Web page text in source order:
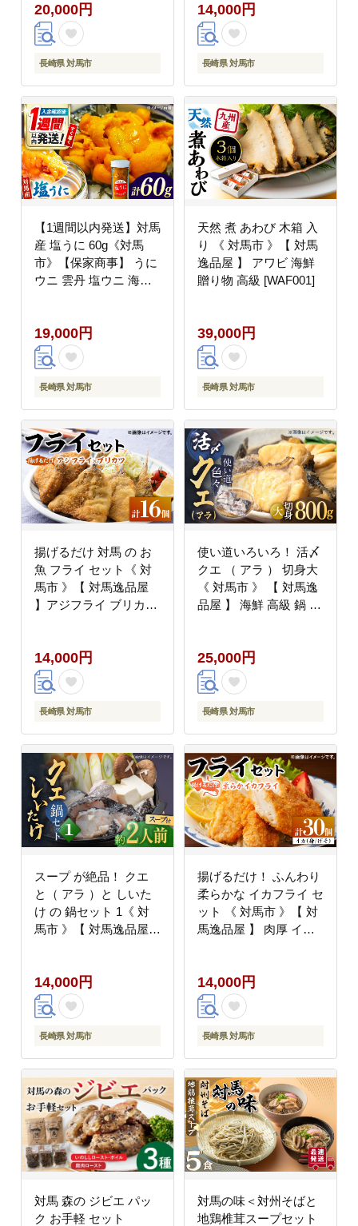
20,000円
長崎県 対馬市
14,000円
長崎県 対馬市
【1週間以内発送】対馬
産 塩うに 60g《対馬
市》【保家商事】 うに
ウニ 雲丹 塩ウニ 海鮮
発送
19,000円
長崎県 対馬市
天然 煮 あわび 木箱 入
り 《 対馬市 》【 対馬
逸品屋 】 アワビ 海鮮
贈り物 高級 [WAF001]
39,000円
長崎県 対馬市
揚げるだけ 対馬 の お
魚 フライ セット《 対
馬市 》【 対馬逸品屋
】アジフライ ブリカツ
[WAF003]
14,000円
長崎県 対馬市
使い道いろいろ！ 活〆
クエ （ アラ ） 切身大
《 対馬市 》 【 対馬逸
品屋 】 海鮮 高級 鍋 お
25,000円
長崎県 対馬市
スープ が絶品！ クエ
と（ アラ ）と しいた
け の 鍋セット 1《 対
馬市 》【 対馬逸品屋
14,000円
長崎県 対馬市
揚げるだけ！ ふんわり
柔らかな イカフライ セ
ット 《 対馬市 》【 対
馬逸品屋 】 肉厚 イカ
14,000円
長崎県 対馬市
対馬 森の ジビエ パッ
ク お手軽 セット
対馬の味＜対州そばと
地鶏椎茸スープセット